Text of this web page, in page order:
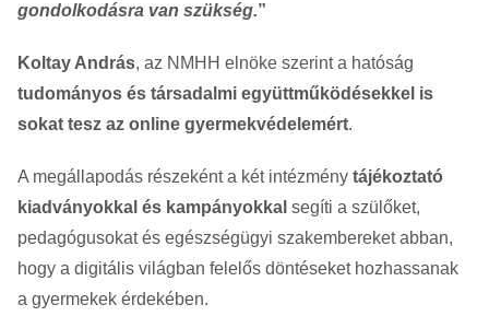
gondolkodásra van szükség.”
Koltay András, az NMHH elnöke szerint a hatóság
tudományos és társadalmi együttműködésekkel is
sokat tesz az online gyermekvédelemért.
A megállapodás részeként a két intézmény tájékoztató
kiadványokkal és kampányokkal segíti a szülőket,
pedagógusokat és egészségügyi szakembereket abban,
hogy a digitális világban felelős döntéseket hozhassanak
a gyermekek érdekében.